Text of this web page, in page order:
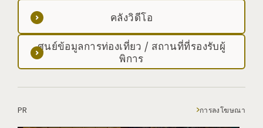
คลังวิดีโอ
ศูนย์ข้อมูลการท่องเที่ยว / สถานที่ที่รองรับผู้
พิการ
PR การลงโฆษณา